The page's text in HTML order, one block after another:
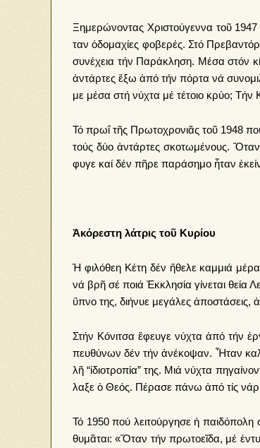
Ξη­με­ρώ­νον­τας Χρι­στού­γεν­να τοῦ
ταν ὁ­δο­μα­χί­ες φο­βε­ρές. Στό
συ­νέ­χεια τήν Πα­ρά­κλη­ση. Μέσα στόν
ἀν­τάρ­τες ἔ­ξω ἀ­πό τήν πόρ­τα νά
με μέ­σα στή νύ­χτα μέ τέ­τοι­ο κρύ­ο;
Τό πρωΐ τῆς Πρω­το­χρο­νιᾶς τοῦ 1948
τούς δύ­ο ἀν­τάρ­τες σκο­τω­μέ­νους.
φυ­γε καί δέν πῆ­ρε πα­ρά­ση­μο ἦ­ταν
Ἀ­κό­ρε­στη λά­τρις τοῦ Κυ­ρί­ου
Ἡ φι­λό­θε­η Κέ­τη δέν ἤ­θε­λε καμ­μιά
νά βρῆ σέ ποι­ά Ἐκ­κλη­σί­α γί­νε­ται θεί­α
ὕ­πνο της, δι­ή­νυ­ε με­γά­λες ἀπο­στά­σεις,
Στήν Κό­νι­τσα ἔ­φευ­γε νύ­χτα ἀ­πό τήν
πευ­θύ­νων δέν τήν ἀ­νέ­κο­ψαν. Ἦ­ταν
λῆ “­ἰ­δι­ο­τρο­πί­α­” της. Μιά νύ­χτα
λα­ξε ὁ Θε­ός. Πέ­ρα­σε πά­νω ἀ­πό τίς
Τό 1950 πού λει­τούρ­γη­σε ἡ
θυ­μᾶ­ται: «Ὅταν τήν πρω­το­εῖ­δα, μέ